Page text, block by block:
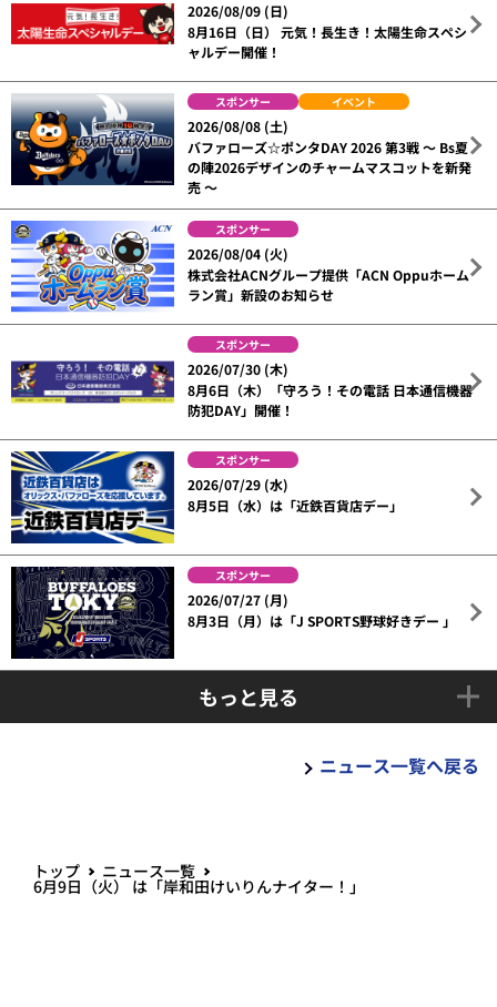
2026/08/09 (日)
8月16日（日） 元気！長生き！太陽生命スペシ
ャルデー開催！
スポンサー イベント
2026/08/08 (土)
バファローズ☆ポンタDAY 2026 第3戦 ～ Bs夏
の陣2026デザインのチャームマスコットを新発
売 ～
スポンサー
2026/08/04 (火)
株式会社ACNグループ提供「ACN Oppuホーム
ラン賞」新設のお知らせ
スポンサー
2026/07/30 (木)
8月6日（木）「守ろう！その電話 日本通信機器
防犯DAY」開催！
スポンサー
2026/07/29 (水)
8月5日（水）は「近鉄百貨店デー」
スポンサー
2026/07/27 (月)
8月3日（月）は「J SPORTS野球好きデー 」
もっと見る
ニュース一覧へ戻る
トップ ニュース一覧
6月9日（火） は「岸和田けいりんナイター！」